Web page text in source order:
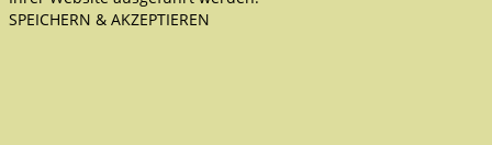
SPEICHERN & AKZEPTIEREN